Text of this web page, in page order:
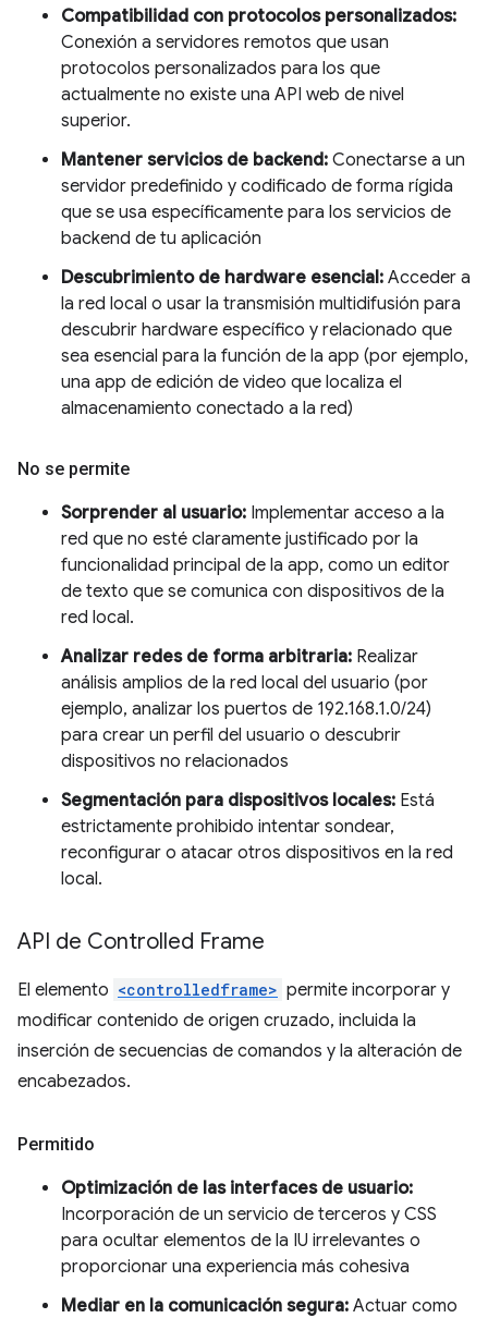
Compatibilidad con protocolos personalizados:
Conexión a servidores remotos que usan
protocolos personalizados para los que
actualmente no existe una API web de nivel
superior.
Mantener servicios de backend: Conectarse a un
servidor predefinido y codificado de forma rígida
que se usa específicamente para los servicios de
backend de tu aplicación
Descubrimiento de hardware esencial: Acceder a
la red local o usar la transmisión multidifusión para
descubrir hardware específico y relacionado que
sea esencial para la función de la app (por ejemplo,
una app de edición de video que localiza el
almacenamiento conectado a la red)
No se permite
Sorprender al usuario: Implementar acceso a la
red que no esté claramente justificado por la
funcionalidad principal de la app, como un editor
de texto que se comunica con dispositivos de la
red local.
Analizar redes de forma arbitraria: Realizar
análisis amplios de la red local del usuario (por
ejemplo, analizar los puertos de 192.168.1.0/24)
para crear un perfil del usuario o descubrir
dispositivos no relacionados
Segmentación para dispositivos locales: Está
estrictamente prohibido intentar sondear,
reconfigurar o atacar otros dispositivos en la red
local.
API de Controlled Frame
El elemento <controlledframe> permite incorporar y
modificar contenido de origen cruzado, incluida la
inserción de secuencias de comandos y la alteración de
encabezados.
Permitido
Optimización de las interfaces de usuario:
Incorporación de un servicio de terceros y CSS
para ocultar elementos de la IU irrelevantes o
proporcionar una experiencia más cohesiva
Mediar en la comunicación segura: Actuar como